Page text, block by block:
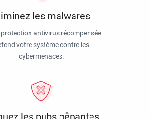
les malwares
antivirus récompensée
votre système contre les
cybermenaces.
les pubs gênantes